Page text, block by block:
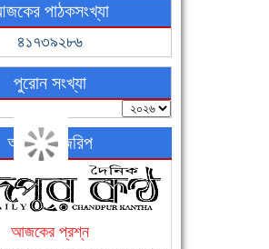
পাঠকসংখ্যা
৪১৭৩৯২৮৬
পুরোন সংখ্যা
অনলাইন জরিপ
আজকের প্রশ্ন